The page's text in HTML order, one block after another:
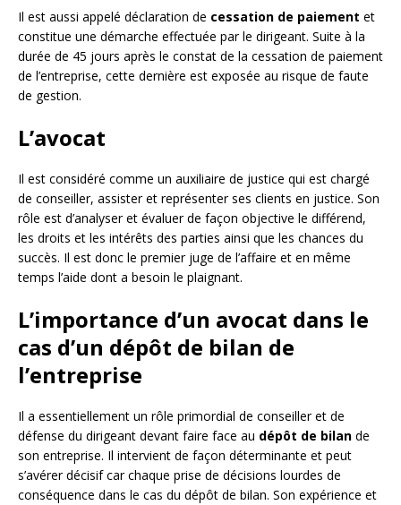
Il est aussi appelé déclaration de cessation de paiement et
constitue une démarche effectuée par le dirigeant. Suite à la
durée de 45 jours après le constat de la cessation de paiement
de l’entreprise, cette dernière est exposée au risque de faute
de gestion.
L’avocat
Il est considéré comme un auxiliaire de justice qui est chargé
de conseiller, assister et représenter ses clients en justice. Son
rôle est d’analyser et évaluer de façon objective le différend,
les droits et les intérêts des parties ainsi que les chances du
succès. Il est donc le premier juge de l’affaire et en même
temps l’aide dont a besoin le plaignant.
L’importance d’un avocat dans le
cas d’un dépôt de bilan de
l’entreprise
Il a essentiellement un rôle primordial de conseiller et de
défense du dirigeant devant faire face au dépôt de bilan de
son entreprise. Il intervient de façon déterminante et peut
s’avérer décisif car chaque prise de décisions lourdes de
conséquence dans le cas du dépôt de bilan. Son expérience et